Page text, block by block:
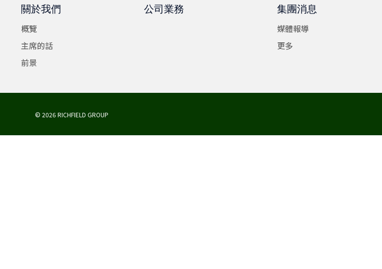
關於我們
概覽
主席的話
前景
公司業務
集團消息
媒體報導
更多
© 2026 RICHFIELD GROUP